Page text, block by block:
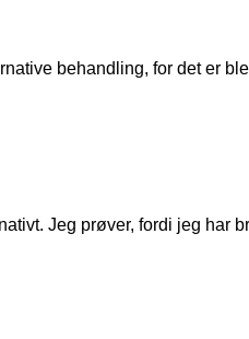
behandling, for det er
Jeg prøver, fordi jeg har